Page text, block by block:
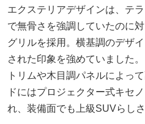
エクステリアデザインは、テ
で無骨さを強調していたのに
グリルを採用。横基調のデザ
された印象を強めていました
トリムや木目調パネルによっ
ドにはプロジェクター式キセ
れ、装備面でも上級SUVらし